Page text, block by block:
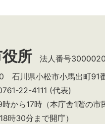
所
法人番号
石川県小松市小馬出町91
22-4111 (代表)
から17時（本庁舎1階の
時30分まで開庁）